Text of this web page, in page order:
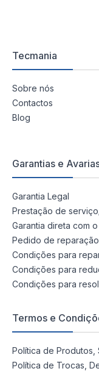
Tecmania
Sobre nós
Contactos
Blog
Garantias e
Garantia Legal
Prestação de
Garantia direta com
Pedido de reparação
Condições para
Condições para
Condições para
Termos e
Política de Produtos,
Política de Trocas,